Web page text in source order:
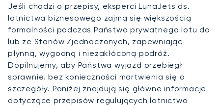
Jeśli chodzi o przepisy, eksperci LunaJets ds.
lotnictwa biznesowego zajmą się większością
formalności podczas Państwa prywatnego lotu do
lub ze Stanów Zjednoczonych, zapewniając
płynną, wygodną i niezakłóconą podróż.
Dopilnujemy, aby Państwa wyjazd przebiegł
sprawnie, bez konieczności martwienia się o
szczegóły. Poniżej znajdują się główne informacje
dotyczące przepisów regulujących lotnictwo